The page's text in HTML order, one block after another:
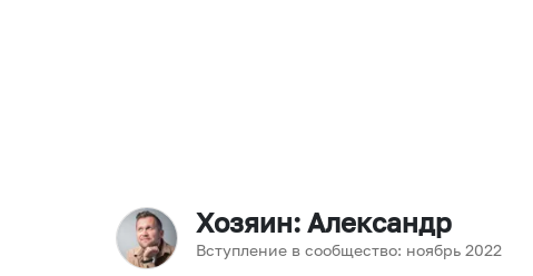
Хозяин: Александр
Вступление в сообщество: ноябрь 2022